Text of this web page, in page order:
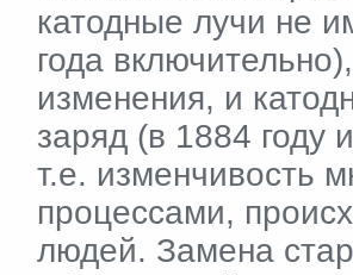
катодные лучи не
года
изменения, и
заряд (в 1884
т.е. изменчивость
процессами,
людей. Замена